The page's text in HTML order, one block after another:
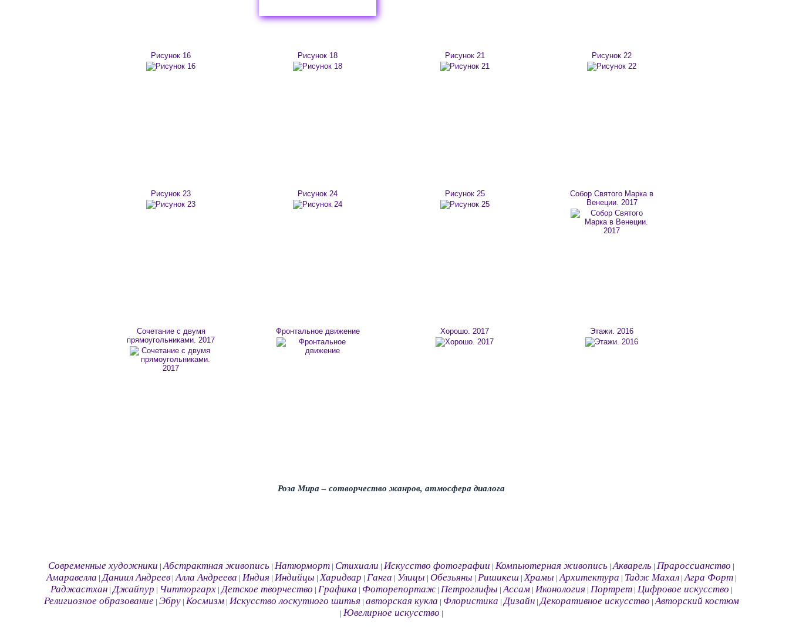
Рисунок 16 Рисунок 18 Рисунок 21 Рисунок 22
Рисунок 23 Рисунок 24 Рисунок 25
Собор Святого Марка в
Венеции. 2017
Сочетание с двумя
прямоугольниками. 2017
Фронтальное движение Хорошо. 2017 Этажи. 2016
Роза Мира – сотворчество жанров, атмосфера диалога
Современные художники |Абстрактная живопись |Натюрморт Стихиали |Искусство фотографии |Компьютерная живопись |Акварель |Прароссианство
Амаравелла |Даниил Андреев|Алла Андреева Индия Индийцы |Харидвар Ганга Улицы Обезьяны Ришикеш|Храмы |Архитектура Тадж Махал|Агра Форт|
Раджастхан|Джайпур Читторгарх|Детское творчество Графика Фоторепортаж| Петроглифы |Ассам| Иконология Портрет| Цифровое искусство
Религиозное образование| Эбру| Космизм| Искусство лоскутного шитья авторская кукла Флористика |Дизайн|Декоративное искусство |Авторский костюм
Ювелирное искусство